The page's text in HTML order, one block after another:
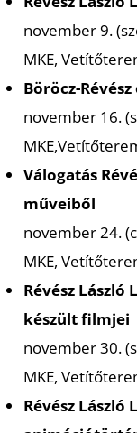
november 9.
MKE,
Böröcz-
november 16.
Válogatás
műveiből
november 24.
MKE,
Révész László
készült filmjei
november 30.
MKE,
Révész